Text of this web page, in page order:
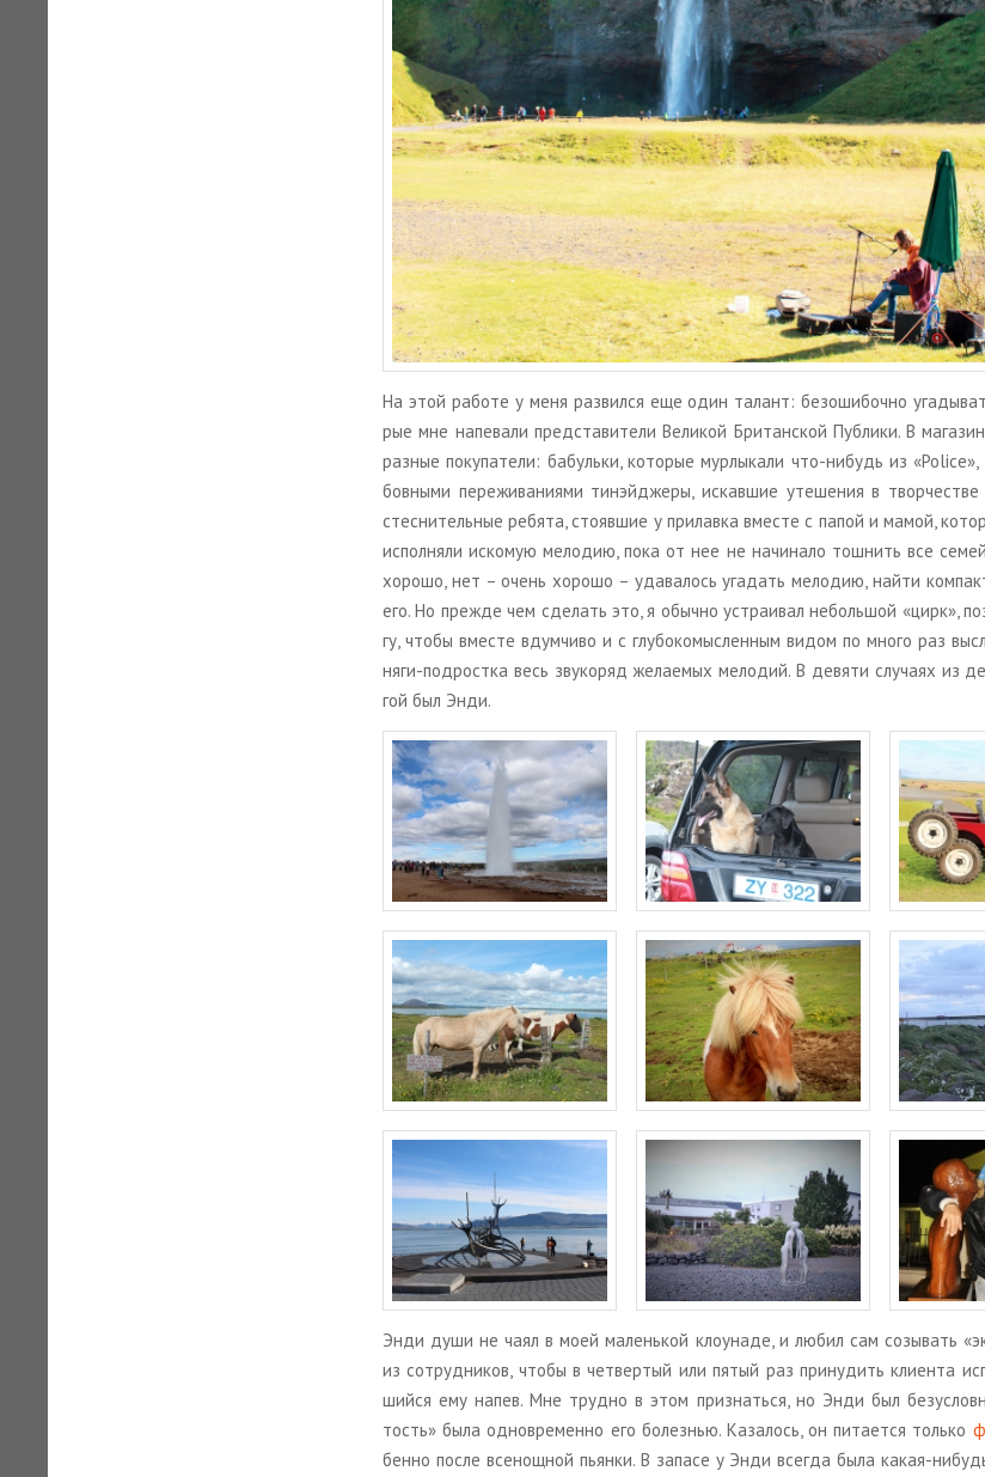
На этой ра­бо­те у меня раз­вил­ся еще один та­лант: без­оши­боч­но
рые мне на­пе­ва­ли пред­ста­ви­те­ли Ве­ли­кой Бри­тан­ской Пуб­ли­ки. В
раз­ные по­ку­па­те­ли: ба­буль­ки, ко­то­рые мур­лы­ка­ли что-ни­будь из
бов­ны­ми пе­ре­жи­ва­ни­я­ми тинэй­дже­ры, ис­кав­шие уте­ше­ния в
стес­ни­тель­ные ре­бя­та, сто­яв­шие у при­лав­ка вме­сте с папой и мамой,
ис­пол­ня­ли ис­ко­мую ме­ло­дию, пока от нее не на­чи­на­ло тош­нить все
хо­ро­шо, нет – очень хо­ро­шо – уда­ва­лось уга­дать ме­ло­дию, найти
его. Но пре­жде чем сде­лать это, я обыч­но устра­и­вал неболь­шой «цирк»,
гу, чтобы вме­сте вдум­чи­во и с глу­бо­ко­мыс­лен­ным видом по много раз
ня­ги-под­рост­ка весь зву­ко­ряд же­ла­е­мых ме­ло­дий. В де­вя­ти слу­ча­ях из
гой был Энди.
Энди души не чаял в моей ма­лень­кой кло­у­на­де, и любил сам со­зы­вать
из со­труд­ни­ков, чтобы в чет­вер­тый или пятый раз при­ну­дить кли­ен­та
ший­ся ему напев. Мне труд­но в этом при­знать­ся, но Энди был
тость» была од­но­вре­мен­но его бо­лез­нью. Ка­за­лось, он пи­та­ет­ся толь­ко
бен­но после все­нощ­ной пьян­ки. В за­па­се у Энди все­гда была какая-